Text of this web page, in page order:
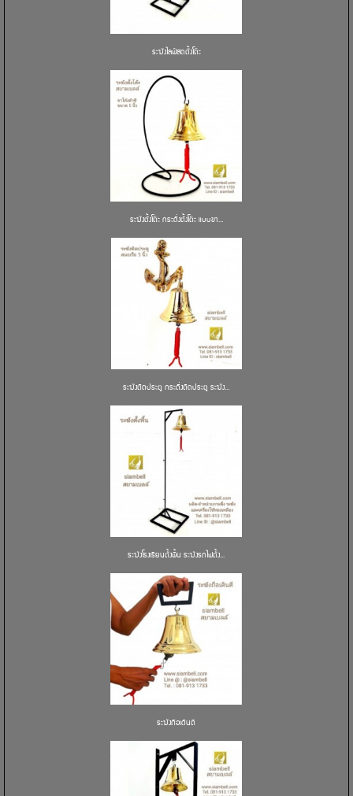
ระฆังไลฟ์สดตั้งโต๊ะ
ระฆังตั้งโต๊ะ กระดิ่งตั้งโต๊ะ แบบขา...
ระฆังติดประตู กระดิ่งติดประตู ระฆัง...
ระฆังโรงเรียนตั้งพื้น ระฆังรถไฟตั้ง...
ระฆังถือเดินตี